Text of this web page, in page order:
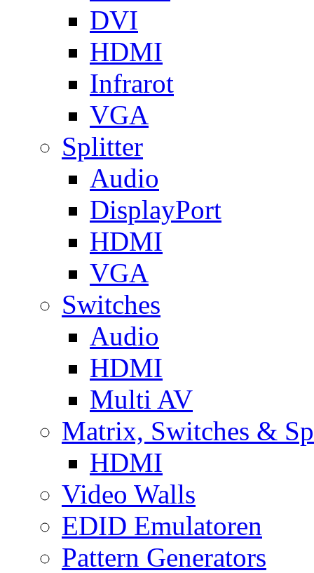
DVI
HDMI
Infrarot
VGA
Splitter
Audio
DisplayPort
HDMI
VGA
Switches
Audio
HDMI
Multi AV
Matrix, Switches &
HDMI
Video Walls
EDID Emulatoren
Pattern Generators